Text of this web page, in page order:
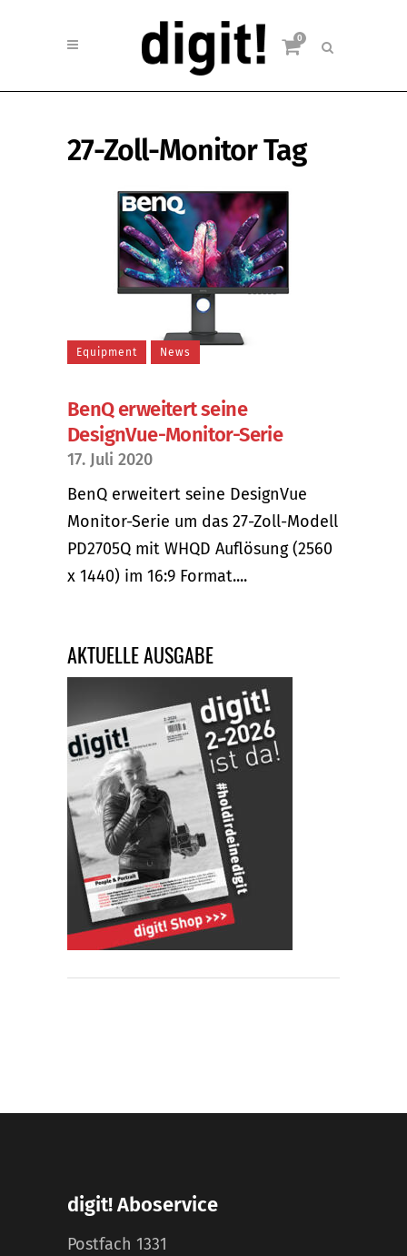
0
27-Zoll-Monitor Tag
Equipment News
BenQ erweitert seine
DesignVue-Monitor-Serie
17. Juli 2020
BenQ erweitert seine DesignVue
Monitor-Serie um das 27-Zoll-Modell
PD2705Q mit WHQD Auflösung (2560
x 1440) im 16:9 Format....
AKTUELLE AUSGABE
digit! Aboservice
Postfach 1331